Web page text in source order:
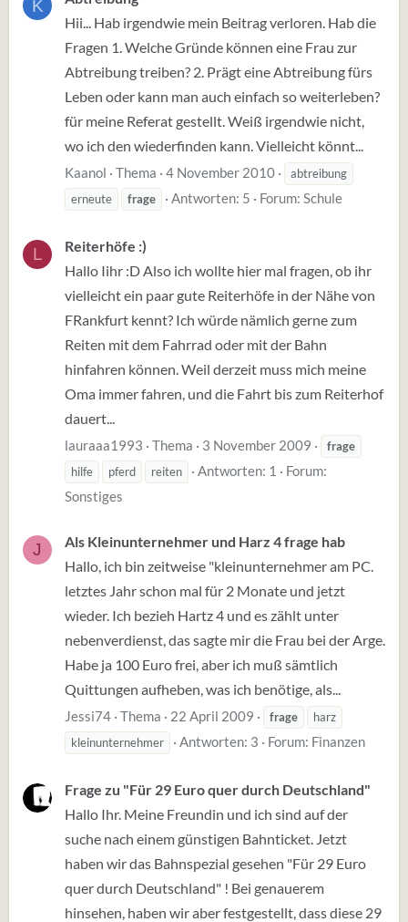
K
Hii... Hab irgendwie mein Beitrag verloren. Hab die
Fragen 1. Welche Gründe können eine Frau zur
Abtreibung treiben? 2. Prägt eine Abtreibung fürs
Leben oder kann man auch einfach so weiterleben?
für meine Referat gestellt. Weiß irgendwie nicht,
wo ich den wiederfinden kann. Vielleicht könnt...
Kaanol Thema 4 November 2010
abtreibung
erneute
frage Antworten: 5 Forum: Schule
L
Reiterhöfe :)
Hallo Iihr :D Also ich wollte hier mal fragen, ob ihr
vielleicht ein paar gute Reiterhöfe in der Nähe von
FRankfurt kennt? Ich würde nämlich gerne zum
Reiten mit dem Fahrrad oder mit der Bahn
hinfahren können. Weil derzeit muss mich meine
Oma immer fahren, und die Fahrt bis zum Reiterhof
dauert...
lauraaa1993 Thema 3 November 2009
frage
hilfe
pferd reiten Antworten: 1
Forum:
Sonstiges
J
Als Kleinunternehmer und Harz 4 frage hab
Hallo, ich bin zeitweise "kleinunternehmer am PC.
letztes Jahr schon mal für 2 Monate und jetzt
wieder. Ich bezieh Hartz 4 und es zählt unter
nebenverdienst, das sagte mir die Frau bei der Arge.
Habe ja 100 Euro frei, aber ich muß sämtlich
Quittungen aufheben, was ich benötige, als...
Jessi74 Thema 22 April 2009 frage
harz
kleinunternehmer
Antworten: 3 Forum: Finanzen
Frage zu "Für 29 Euro quer durch Deutschland"
Hallo Ihr. Meine Freundin und ich sind auf der
suche nach einem günstigen Bahnticket. Jetzt
haben wir das Bahnspezial gesehen "Für 29 Euro
quer durch Deutschland" ! Bei genauerem
hinsehen, haben wir aber festgestellt, dass diese 29